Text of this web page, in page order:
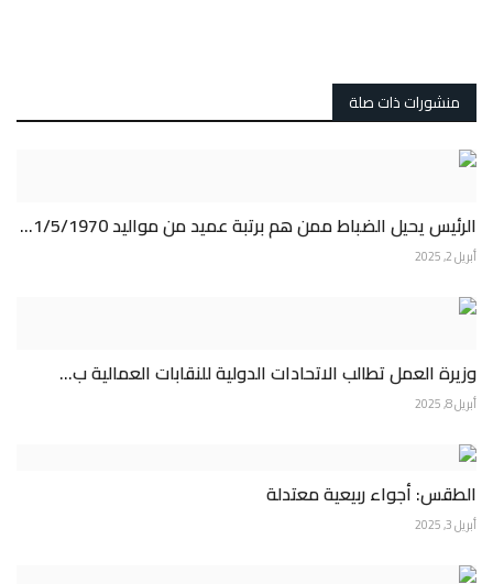
منشورات ذات صلة
الرئيس يحيل الضباط ممن هم برتبة عميد من مواليد 1/5/1970...
أبريل 2, 2025
وزيرة العمل تطالب الاتحادات الدولية للنقابات العمالية ب...
أبريل 8, 2025
الطقس: أجواء ربيعية معتدلة
أبريل 3, 2025